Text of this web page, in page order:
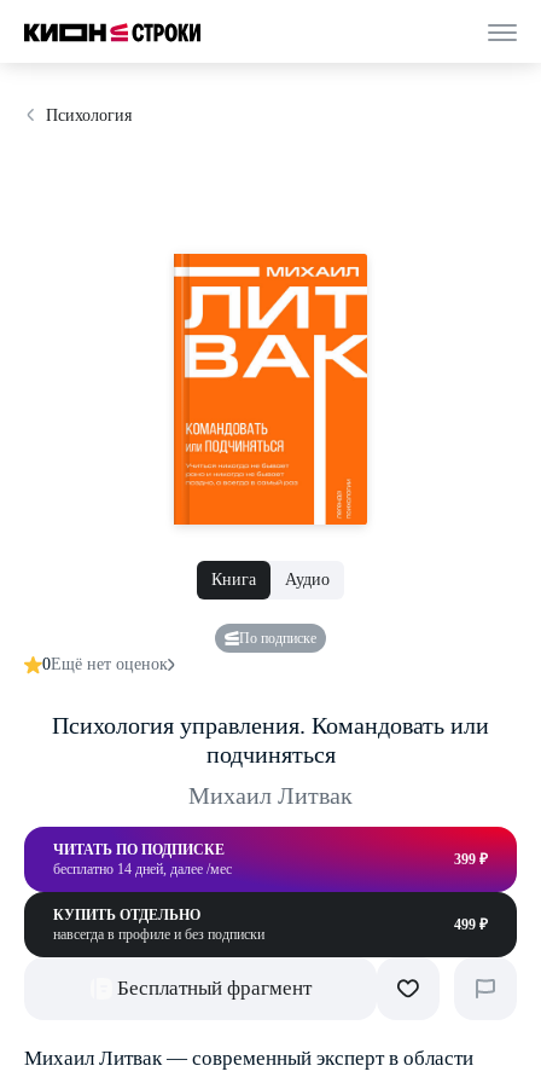
Психология
Книга Аудио
По подписке
0Ещё нет оценок
Психология управления. Командовать или
подчиняться
Михаил Литвак
ЧИТАТЬ ПО ПОДПИСКЕ
бесплатно 14 дней, далее /мес
399 ₽
КУПИТЬ ОТДЕЛЬНО
навсегда в профиле и без подписки
499 ₽
Бесплатный фрагмент
Михаил Литвак — современный эксперт в области